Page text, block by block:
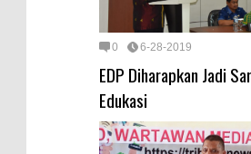
0 6-28-2019
EDP Diharapkan Jadi
Edukasi